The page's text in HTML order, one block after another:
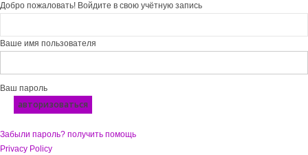
Добро пожаловать! Войдите в свою учётную запись
Ваше имя пользователя
Ваш пароль
Забыли пароль? получить помощь
Privacy Policy